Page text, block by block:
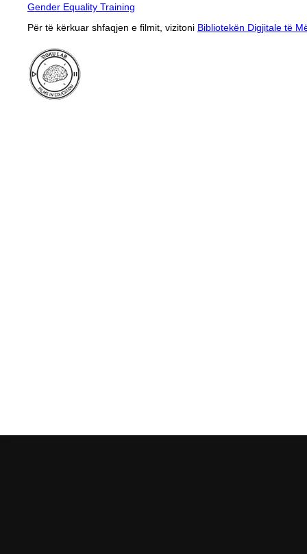
Gender Equality Training
Për të kërkuar shfaqjen e filmit, vizitoni Bibliotekën Digjitale të